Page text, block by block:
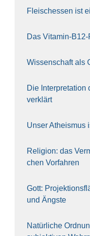
Fleisch­essen ist
Das Vit­amin-
Wis­sen­schaft als
Die Inter­pre­ta­ti­on
ver­klärt
Unser Athe­is­mus
Reli­gi­on: das
chen Vor­fah­ren
Gott:
und Ängs­te
Natür­li­che